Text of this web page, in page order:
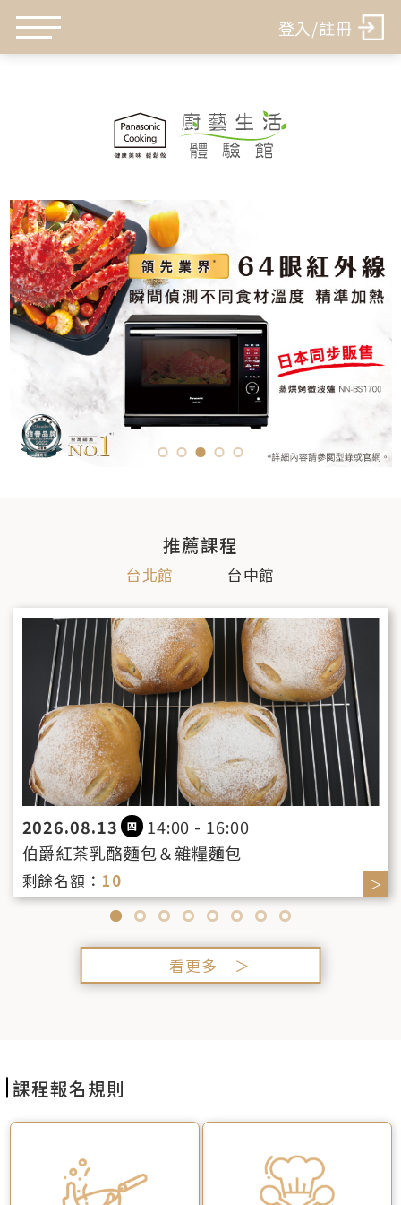
登入/註冊
推薦課程
台北館 台中館
2026.08.13 四
14:00 - 16:00
伯爵紅茶乳酪麵包＆雜糧麵包
剩餘名額： 10 ＞
看更多 ＞
課程報名規則